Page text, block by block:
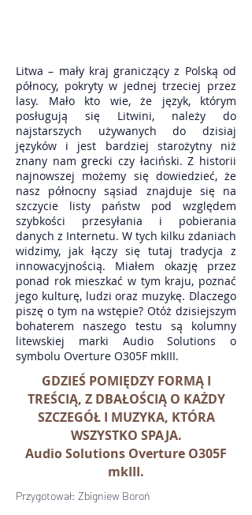
Litwa – mały kraj graniczący z Polską od
północy, pokryty w jednej trzeciej przez
lasy. Mało kto wie, że język, którym
posługują się Litwini, należy do
najstarszych używanych do dzisiaj
języków i jest bardziej starożytny niż
znany nam grecki czy łaciński. Z historii
najnowszej możemy się dowiedzieć, że
nasz północny sąsiad znajduje się na
szczycie listy państw pod względem
szybkości przesyłania i pobierania
danych z Internetu. W tych kilku zdaniach
widzimy, jak łączy się tutaj tradycja z
innowacyjnością. Miałem okazję przez
ponad rok mieszkać w tym kraju, poznać
jego kulturę, ludzi oraz muzykę. Dlaczego
piszę o tym na wstępie? Otóż dzisiejszym
bohaterem naszego testu są kolumny
litewskiej marki Audio Solutions o
symbolu Overture O305F mkIII.
GDZIEŚ POMIĘDZY FORMĄ I
TREŚCIĄ, Z DBAŁOŚCIĄ O KAŻDY
SZCZEGÓŁ I MUZYKA, KTÓRA
WSZYSTKO SPAJA.
Audio Solutions Overture O305F
mkIII.
Przygotował: Zbigniew Boroń